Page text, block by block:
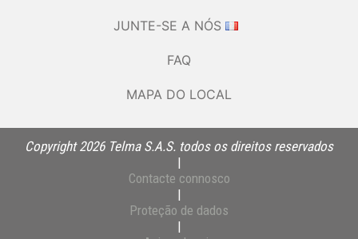
JUNTE-SE A NÓS
FAQ
MAPA DO LOCAL
Copyright 2026 Telma S.A.S. todos os direitos reservados
|
Contacte connosco
|
Proteção de dados
|